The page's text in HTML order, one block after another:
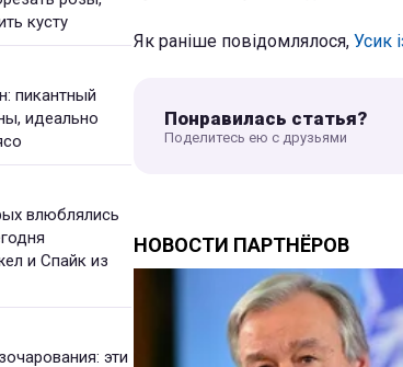
кусту
пикантный
идеально
влюблялись
и Спайк из
эти
Як раніше повідомлялося, Усик
Понравилась статья?
Поделитесь ею с друзьями